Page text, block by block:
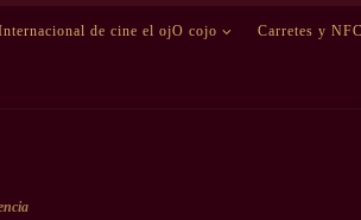
de cine el ojO cojo Carretes y NFC